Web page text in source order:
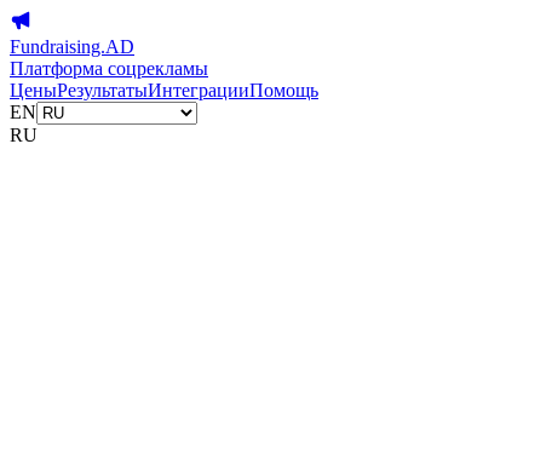
Fundraising.AD
Платформа соцрекламы
ЦеныРезультатыИнтеграцииПомощь
EN
RU